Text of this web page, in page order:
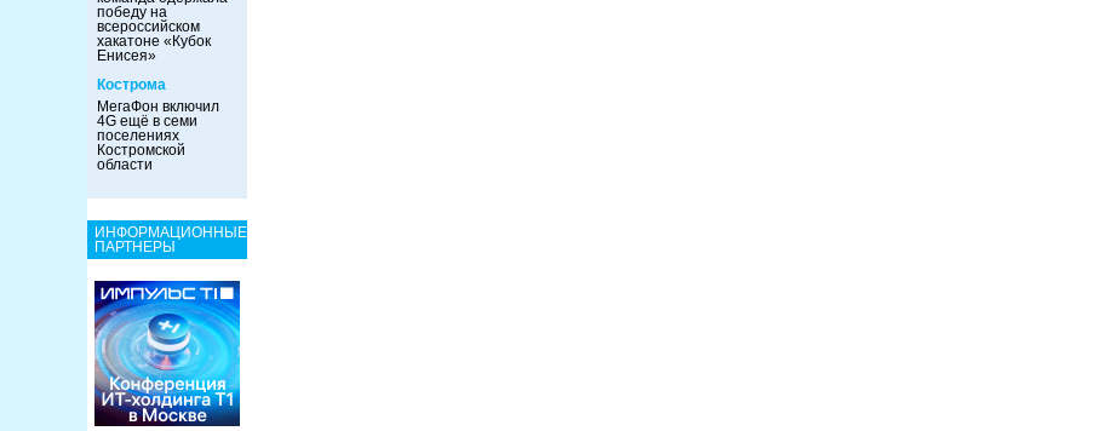
победу на
всероссийском
хакатоне «Кубок
Енисея»
Кострома
МегаФон включил
4G ещё в семи
поселениях
Костромской
области
ИНФОРМАЦИОННЫЕ
ПАРТНЕРЫ